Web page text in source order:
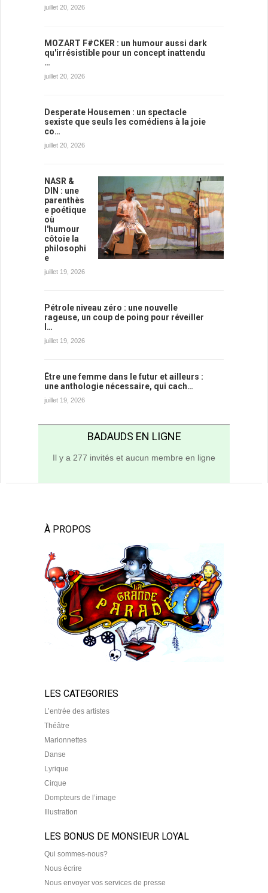
juillet 20, 2026
MOZART F#CKER : un humour aussi dark
qu'irrésistible pour un concept inattendu
…
juillet 20, 2026
Desperate Housemen : un spectacle
sexiste que seuls les comédiens à la joie
co…
juillet 20, 2026
NASR &
DIN : une
parenthès
e poétique
où
l'humour
côtoie la
philosophi
e
juillet 19, 2026
Pétrole niveau zéro : une nouvelle
rageuse, un coup de poing pour réveiller
l…
juillet 19, 2026
Être une femme dans le futur et ailleurs :
une anthologie nécessaire, qui cach…
juillet 19, 2026
BADAUDS EN LIGNE
Il y a 277 invités et aucun membre en ligne
À PROPOS
LES CATEGORIES
L’entrée des artistes
Théâtre
Marionnettes
Danse
Lyrique
Cirque
Dompteurs de l’image
Illustration
LES BONUS DE MONSIEUR LOYAL
Qui sommes-nous?
Nous écrire
Nous envoyer vos services de presse